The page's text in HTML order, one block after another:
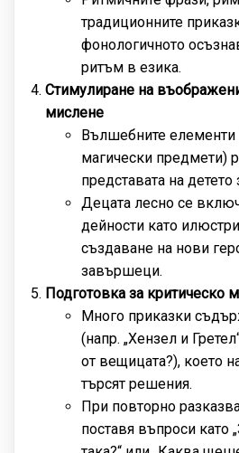
традиционните
фонологичното
ритъм в езика.
Стимулиране на
мислене
Вълшебните
магически предмети)
представата на
Децата лесно се
дейности като
създаване на нови
завършеци.
Подготовка за критическо
Много приказки
(напр. „Хензел и
от вещицата?), което
търсят решения.
При повторно
поставя въпроси като